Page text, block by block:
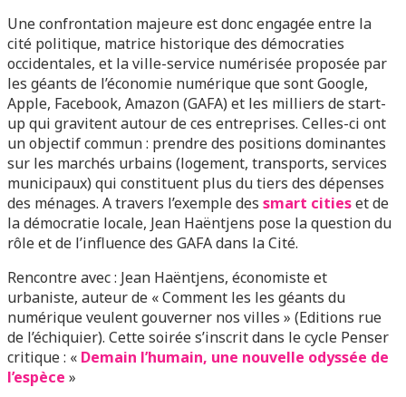
Une confrontation majeure est donc engagée entre la
cité politique, matrice historique des démocraties
occidentales, et la ville-service numérisée proposée par
les géants de l’économie numérique que sont Google,
Apple, Facebook, Amazon (GAFA) et les milliers de start-
up qui gravitent autour de ces entreprises. Celles-ci ont
un objectif commun : prendre des positions dominantes
sur les marchés urbains (logement, transports, services
municipaux) qui constituent plus du tiers des dépenses
des ménages. A travers l’exemple des smart citieset de
la démocratie locale, Jean Haëntjens pose la question du
rôle et de l’influence des GAFA dans la Cité.
Rencontre avec : Jean Haëntjens, économiste et
urbaniste, auteur de « Comment les les géants du
numérique veulent gouverner nos villes » (Editions rue
de l’échiquier). Cette soirée s’inscrit dans le cycle Penser
critique : « Demain l’humain, une nouvelle odyssée de
l’espèce »